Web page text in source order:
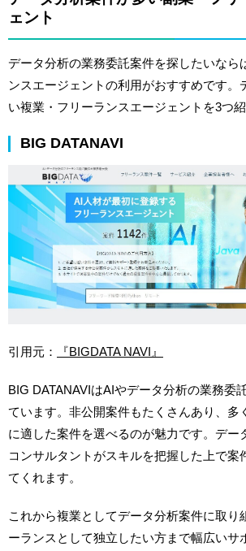
ェント
データ分析の業務委託案件を探したいなら
ンスエージェントの利用がおすすめです。
い複業・フリーランスエージェントを3つ紹
BIG DATANAVI
引用元： 『BIGDATA NAVI』
BIG DATANAVIはAIやデータ分析の業務委
ています。非公開案件もたくさんあり、多
に適した案件を選べるのが魅力です。デー
コンサルタントがスキルを把握した上で案
てくれます。
これから複業としてデータ分析案件に取り
ーランスとして独立したい方まで幅広いサ